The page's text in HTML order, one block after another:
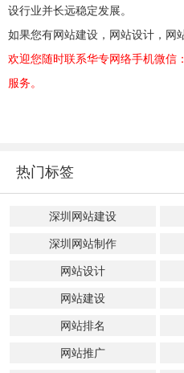
设行业并长远稳定发展。
如果您有网站建设，网站设计，网
欢迎您随时联系华专网络手机微信
服务。
热门标签
深圳网站建设
深圳网站制作
网站设计
网站建设
网站排名
网站推广